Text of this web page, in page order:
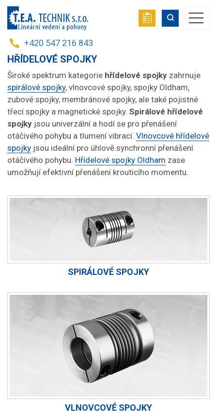
+420 547 216 843
HŘÍDELOVÉ SPOJKY
Široké spektrum kategorie hřídelové spojky zahrnuje
spirálové spojky, vlnovcové spojky, spojky Oldham,
zubové spojky, membránové spojky, ale také pojistné
třecí spojky a magnetické spojky. Spirálové hřídelové
spojky jsou univerzální a hodí se pro přenášení
otáčivého pohybu a tlumení vibrací. Vlnovcové hřídelové
spojky jsou ideální pro úhlově synchronní přenášení
otáčivého pohybu. Hřídelové spojky Oldham zase
umožňují efektivní přenášení krouticího momentu.
SPIRÁLOVÉ SPOJKY
VLNOVCOVÉ SPOJKY